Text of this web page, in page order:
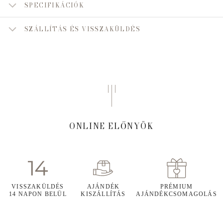
SPECIFIKÁCIÓK
SZÁLLÍTÁS ÉS VISSZAKÜLDÉS
ONLINE ELŐNYÖK
VISSZAKÜLDÉS
14 NAPON BELÜL
AJÁNDÉK
KISZÁLLÍTÁS
PRÉMIUM
AJÁNDÉKCSOMAGOLÁS